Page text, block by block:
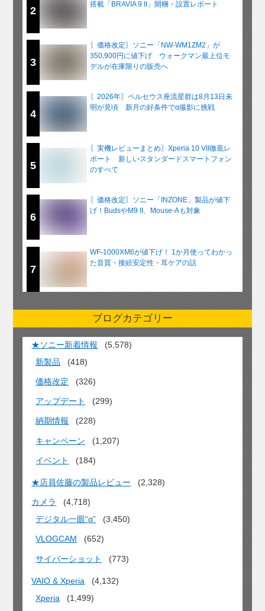
2
搭載「BRAVIA 9 II」開梱・設置レポート
3
〖価格改定〗ソニー「NW-WM1ZM2」が
350,900円に値下げ ウォークマン最上位モ
デルが在庫限りの販売へ
4
〖2026年〗ペルセウス座流星群は8月13日未
明が見頃 新月の好条件でα撮影に挑戦
5
〖実機レビューまとめ〗Xperia 10 VII徹底レ
ポート 新しいスタンダードスマートフォン
のすべて
6
〖価格改定〗ソニー「INZONE」製品が値下
げ！BudsやM9 II、Mouse-Aも対象
7
WF-1000XM6が値下げ！ 1か月使ってわかっ
た音質・接続安定性・耳ケアの話
ブログカテゴリー
★ソニー新着情報
(5,578)
新製品
(418)
価格改定 (326)
アップデート (299)
納期情報 (228)
キャンペーン (1,207)
イベント (184)
★店員佐藤の製品レビュー (2,328)
カメラ
(4,718)
デジタル一眼“α”
(3,450)
VLOGCAM (652)
サイバーショット (773)
VAIO & Xperia
(4,132)
Xperia
(1,499)